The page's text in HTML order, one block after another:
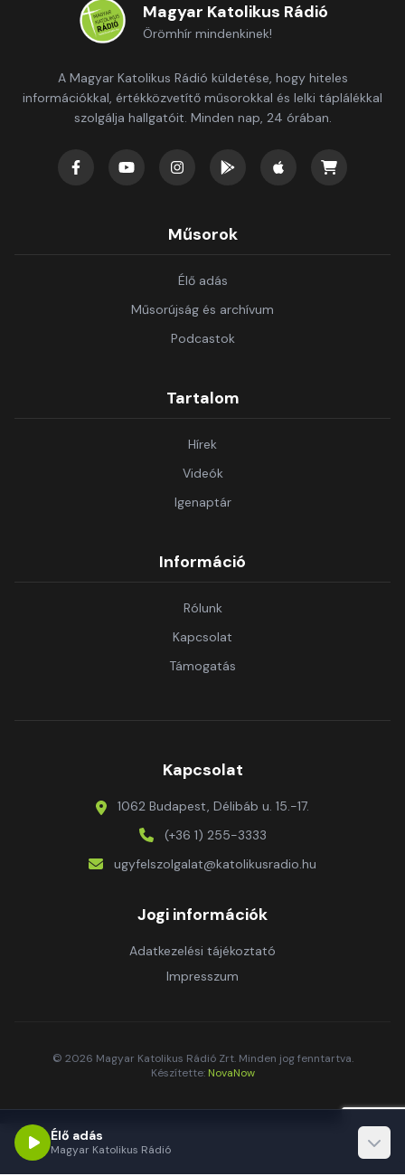
Magyar Katolikus Rádió
Örömhír mindenkinek!
A Magyar Katolikus Rádió küldetése, hogy hiteles
információkkal, értékközvetítő műsorokkal és lelki táplálékkal
szolgálja hallgatóit. Minden nap, 24 órában.
Műsorok
Élő adás
Műsorújság és archívum
Podcastok
Tartalom
Hírek
Videók
Igenaptár
Információ
Rólunk
Kapcsolat
Támogatás
Kapcsolat
1062 Budapest, Délibáb u. 15.-17.
(+36 1) 255-3333
ugyfelszolgalat@katolikusradio.hu
Jogi információk
Adatkezelési tájékoztató
Impresszum
© 2026 Magyar Katolikus Rádió Zrt. Minden jog fenntartva.
Készítette: NovaNow
Élő adás
Magyar Katolikus Rádió